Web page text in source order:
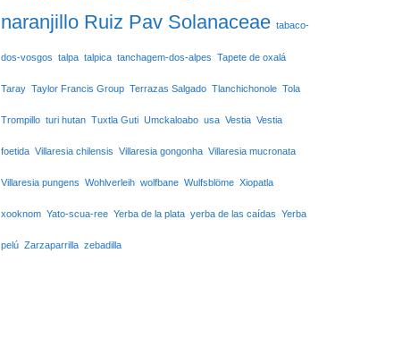
naranjillo Ruiz Pav Solanaceae tabaco-
dos-vosgos talpa talpica tanchagem-dos-alpes Tapete de oxalá
Taray Taylor Francis Group Terrazas Salgado Tlanchichonole Tola
Trompillo turi hutan Tuxtla Guti Umckaloabo usa Vestia Vestia
foetida Villaresia chilensis Villaresia gongonha Villaresia mucronata
Villaresia pungens Wohlverleih wolfbane Wulfsblöme Xiopatla
xooknom Yato-scua-ree Yerba de la plata yerba de las caídas Yerba
pelú Zarzaparrilla zebadilla